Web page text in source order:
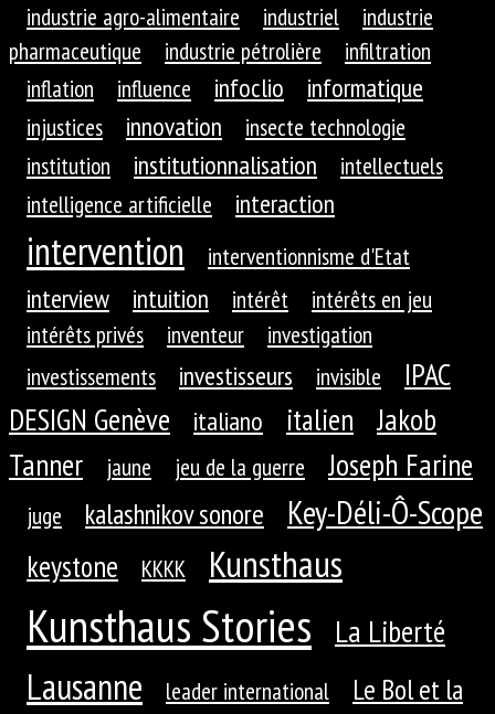
industrie agro-alimentaire industriel
industrie
pharmaceutique
industrie pétrolière
infiltration
inflation
influence infoclio informatique
injustices innovation
insecte technologie
institution
institutionnalisation
intellectuels
intelligence artificielle
interaction
intervention interventionnisme d'Etat
interview intuition intérêt
intérêts en jeu
intérêts privés
inventeur
investigation
investissements
investisseurs invisible
IPAC
DESIGN Genève
italiano italien
Jakob
Tanner
jaune jeu de la guerre Joseph Farine
juge kalashnikov sonore Key-Déli-Ô-Scope
keystone KKKK Kunsthaus
Kunsthaus Stories La Liberté
Lausanne leader international
Le Bol et la